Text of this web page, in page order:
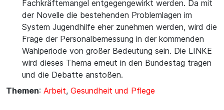
Fachkräftemangel entgegengewirkt werden. Da mit
der Novelle die bestehenden Problemlagen im
System Jugendhilfe eher zunehmen werden, wird die
Frage der Personalbemessung in der kommenden
Wahlperiode von großer Bedeutung sein. Die LINKE
wird dieses Thema erneut in den Bundestag tragen
und die Debatte anstoßen.
Themen: Arbeit, Gesundheit und Pflege